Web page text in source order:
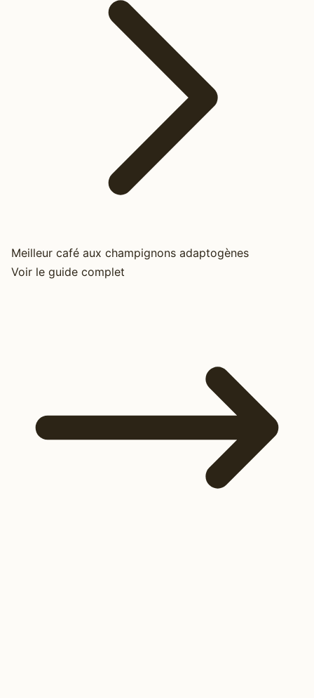
Meilleur café aux champignons adaptogènes
Voir le guide complet